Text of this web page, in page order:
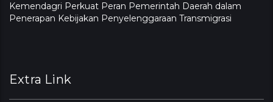
Kemendagri Perkuat Peran Pemerintah Daerah dalam
Penerapan Kebijakan Penyelenggaraan Transmigrasi
Extra Link